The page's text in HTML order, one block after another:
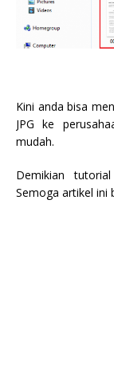
Kini anda bisa
JPG ke
mudah.
Demikian tutorial
Semoga artikel ini